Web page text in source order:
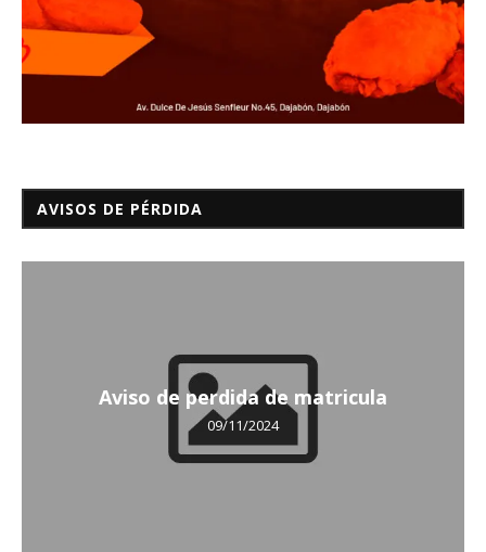
AVISOS DE PÉRDIDA
Aviso de perdida de matricula
09/11/2024